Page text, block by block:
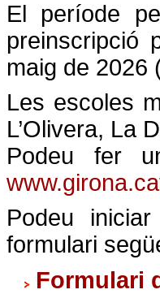
El període
preinscripció
maig de 2026
Les escoles
L’Olivera, La
Podeu fer
Podeu
formulari
Formulari